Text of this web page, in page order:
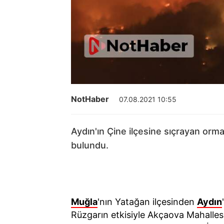
NotHaber 07.08.2021 10:55
Aydın'ın Çine ilçesine sıçrayan
bulundu.
Muğla'nın Yatağan ilçesinden Aydın
Rüzgarın etkisiyle Akçaova